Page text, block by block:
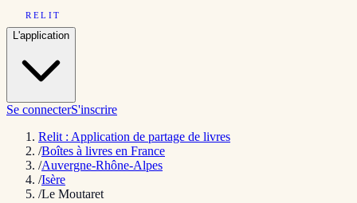
RELIT
L'application
Se connecterS'inscrire
Relit : Application de partage de livres
/Boîtes à livres en France
/Auvergne-Rhône-Alpes
/Isère
/Le Moutaret